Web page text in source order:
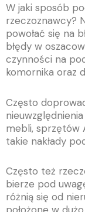
W jaki sposób
rzeczoznawcy?
powołać się na
błędy w
czynności na
komornika oraz
Często
mebli, sprzętów
takie nakłady
Często też
bierze pod
różnią się od